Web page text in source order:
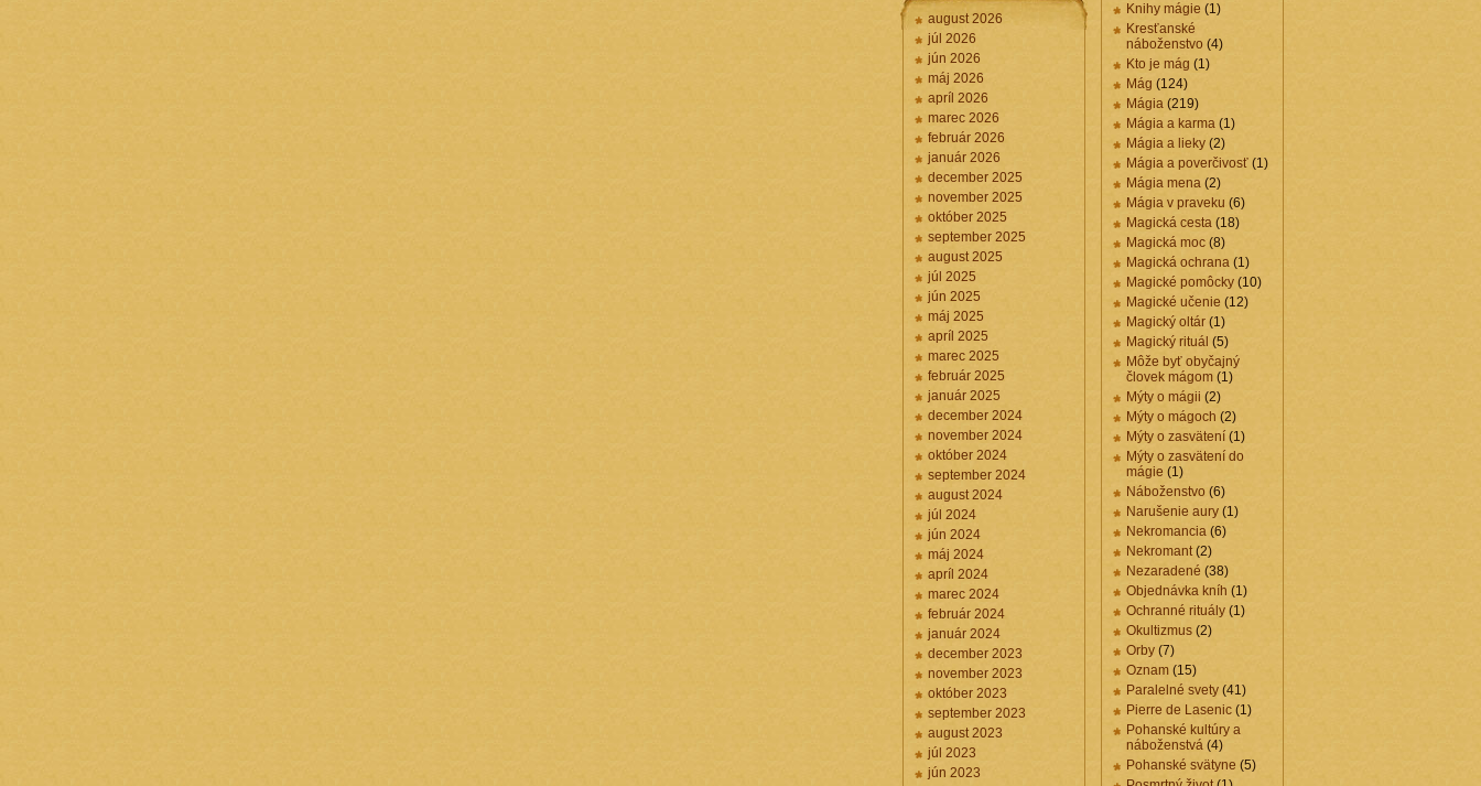
august 2026
júl 2026
jún 2026
máj 2026
apríl 2026
marec 2026
február 2026
január 2026
december 2025
november 2025
október 2025
september 2025
august 2025
júl 2025
jún 2025
máj 2025
apríl 2025
marec 2025
február 2025
január 2025
december 2024
november 2024
október 2024
september 2024
august 2024
júl 2024
jún 2024
máj 2024
apríl 2024
marec 2024
február 2024
január 2024
december 2023
november 2023
október 2023
september 2023
august 2023
júl 2023
jún 2023
Knihy mágie (1)
Kresťanské
náboženstvo (4)
Kto je mág (1)
Mág (124)
Mágia (219)
Mágia a karma (1)
Mágia a lieky (2)
Mágia a poverčivosť (1)
Mágia mena (2)
Mágia v praveku (6)
Magická cesta (18)
Magická moc (8)
Magická ochrana (1)
Magické pomôcky (10)
Magické učenie (12)
Magický oltár (1)
Magický rituál (5)
Môže byť obyčajný
človek mágom (1)
Mýty o mágii (2)
Mýty o mágoch (2)
Mýty o zasvätení (1)
Mýty o zasvätení do
mágie (1)
Náboženstvo (6)
Narušenie aury (1)
Nekromancia (6)
Nekromant(2)
Nezaradené (38)
Objednávka kníh (1)
Ochranné rituály (1)
Okultizmus (2)
Orby (7)
Oznam (15)
Paralelné svety (41)
Pierre de Lasenic (1)
Pohanské kultúry a
náboženstvá (4)
Pohanské svätyne (5)